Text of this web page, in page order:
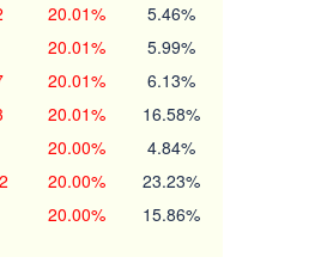
20.01% 5.46%
20.01% 5.99%
20.01% 6.13%
20.01% 16.58%
20.00% 4.84%
20.00% 23.23%
20.00% 15.86%